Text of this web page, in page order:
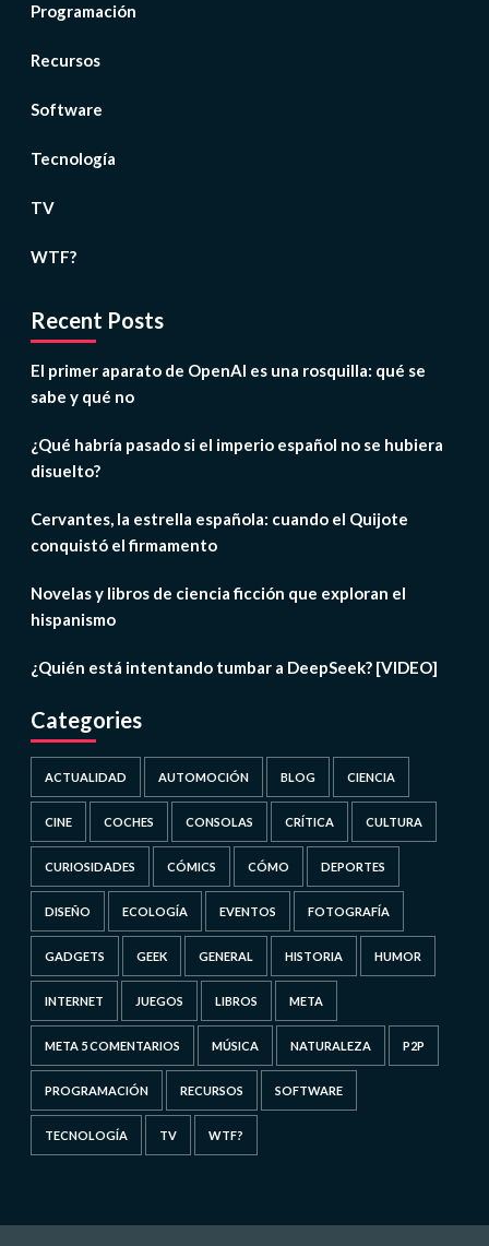
Programación
Recursos
Software
Tecnología
TV
WTF?
Recent Posts
El primer aparato de OpenAI es una rosquilla: qué se
sabe y qué no
¿Qué habría pasado si el imperio español no se hubiera
disuelto?
Cervantes, la estrella española: cuando el Quijote
conquistó el firmamento
Novelas y libros de ciencia ficción que exploran el
hispanismo
¿Quién está intentando tumbar a DeepSeek? [VIDEO]
Categories
ACTUALIDAD AUTOMOCIÓN BLOG CIENCIA
CINE COCHES CONSOLAS CRÍTICA CULTURA
CURIOSIDADES CÓMICS CÓMO DEPORTES
DISEÑO ECOLOGÍA EVENTOS FOTOGRAFÍA
GADGETS GEEK GENERAL HISTORIA HUMOR
INTERNET JUEGOS LIBROS META
META 5 COMENTARIOS MÚSICA NATURALEZA P2P
PROGRAMACIÓN RECURSOS SOFTWARE
TECNOLOGÍA TV WTF?